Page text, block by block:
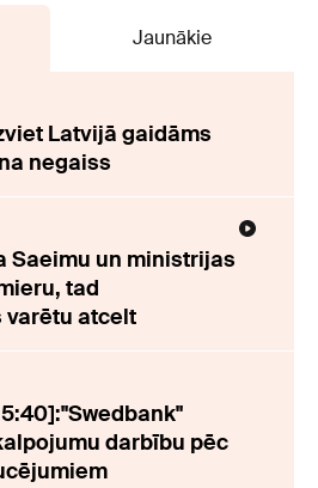
Jaunākie
Latvijā gaidāms
negaiss
Saeimu un ministrijas
tad
varētu atcelt
darbību pēc